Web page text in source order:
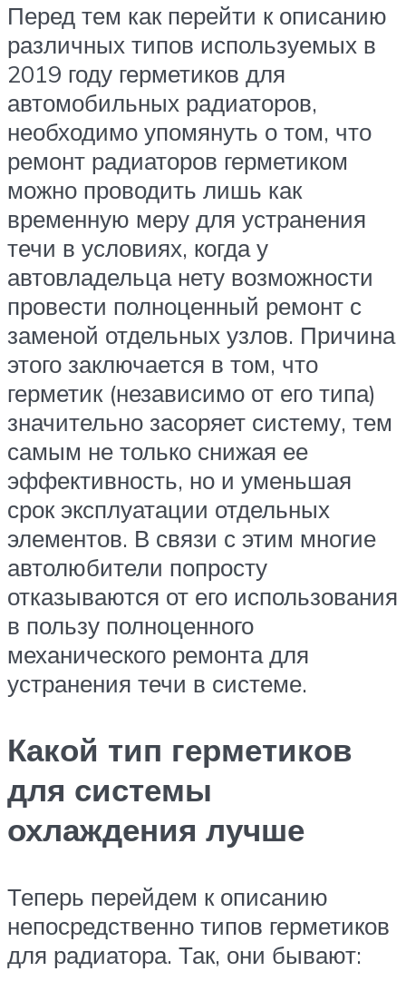
Перед тем как перейти к описанию
различных типов используемых в
2019 году герметиков для
автомобильных радиаторов,
необходимо упомянуть о том, что
ремонт радиаторов герметиком
можно проводить лишь как
временную меру для устранения
течи в условиях, когда у
автовладельца нету возможности
провести полноценный ремонт с
заменой отдельных узлов. Причина
этого заключается в том, что
герметик (независимо от его типа)
значительно засоряет систему, тем
самым не только снижая ее
эффективность, но и уменьшая
срок эксплуатации отдельных
элементов. В связи с этим многие
автолюбители попросту
отказываются от его использования
в пользу полноценного
механического ремонта для
устранения течи в системе.
Какой тип герметиков
для системы
охлаждения лучше
Теперь перейдем к описанию
непосредственно типов герметиков
для радиатора. Так, они бывают: